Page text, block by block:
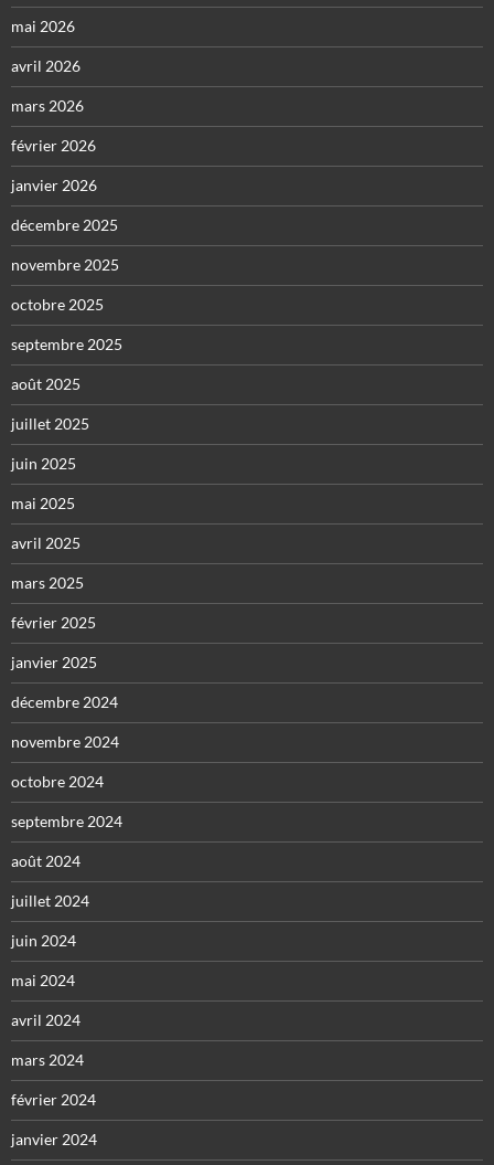
mai 2026
avril 2026
mars 2026
février 2026
janvier 2026
décembre 2025
novembre 2025
octobre 2025
septembre 2025
août 2025
juillet 2025
juin 2025
mai 2025
avril 2025
mars 2025
février 2025
janvier 2025
décembre 2024
novembre 2024
octobre 2024
septembre 2024
août 2024
juillet 2024
juin 2024
mai 2024
avril 2024
mars 2024
février 2024
janvier 2024